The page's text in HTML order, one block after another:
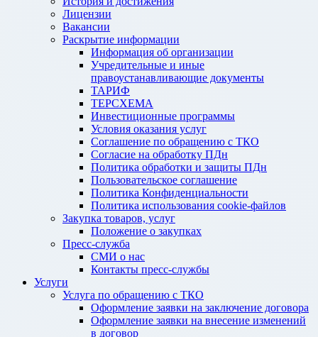
Лицензии
Вакансии
Раскрытие информации
Информация об организации
Учредительные и иные
правоустанавливающие документы
ТАРИФ
ТЕРСХЕМА
Инвестиционные программы
Условия оказания услуг
Соглашение по обращению с ТКО
Согласие на обработку ПДн
Политика обработки и защиты ПДн
Пользовательское соглашение
Политика Конфиденциальности
Политика использования cookie-файлов
Закупка товаров, услуг
Положение о закупках
Пресс-служба
СМИ о нас
Контакты пресс-службы
Услуги
Услуга по обращению с ТКО
Оформление заявки на заключение договора
Оформление заявки на внесение изменений
в договор